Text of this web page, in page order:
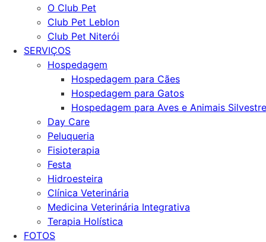
O Club Pet
Club Pet Leblon
Club Pet Niterói
SERVIÇOS
Hospedagem
Hospedagem para Cães
Hospedagem para Gatos
Hospedagem para Aves e Animais
Day Care
Peluqueria
Fisioterapia
Festa
Hidroesteira
Clínica Veterinária
Medicina Veterinária Integrativa
Terapia Holística
FOTOS